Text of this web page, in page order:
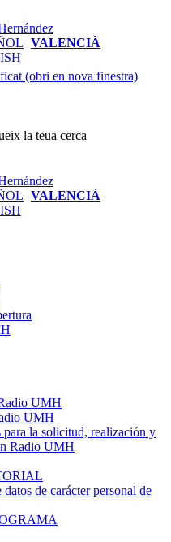
VALENCIÀ
(obri en nova finestra)
la teua cerca
VALENCIÀ
UMH
UMH
la solicitud, realización y
Radio UMH
de carácter personal de